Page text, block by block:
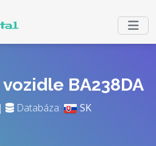
BA238DA
| Databáza: SK